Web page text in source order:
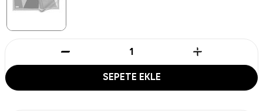
SEPETE EKLE